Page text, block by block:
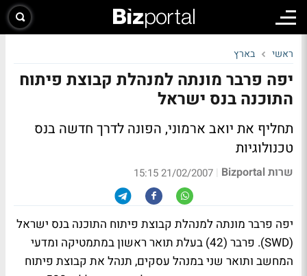
ראשי בארץ
יפה פרבר מונתה למנהלת קבוצת פיתוח
התוכנה בנס ישראל
תחליף את יואב ארמוני, הפונה לדרך חדשה בנס
טכנולוגיות
שרות Bizportal |
21/02/2007 15:15
יפה פרבר מונתה למנהלת קבוצת פיתוח התוכנה בנס ישראל
(SWD). פרבר (42) בעלת תואר ראשון במתמטיקה ומדעי
המחשב ותואר שני במנהל עסקים, תנהל את קבוצת פיתוח